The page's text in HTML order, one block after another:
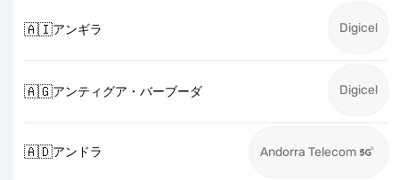
🇦🇮アンギラ Digicel
🇦🇬アンティグア・バーブーダ Digicel
🇦🇩アンドラ Andorra Telecom